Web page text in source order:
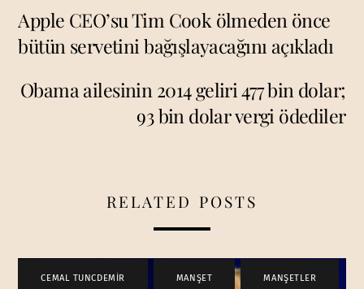
Apple CEO’su Tim Cook ölmeden önce
bütün servetini bağışlayacağını açıkladı
Obama ailesinin 2014 geliri 477 bin dolar;
93 bin dolar vergi ödediler
RELATED POSTS
CEMAL TUNCDEMİR MANŞET , MANŞETLER